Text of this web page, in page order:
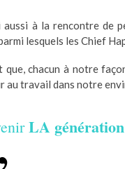
aussi à la rencontre de
lesquels les Chief
que, chacun à notre
au travail dans notre
LA